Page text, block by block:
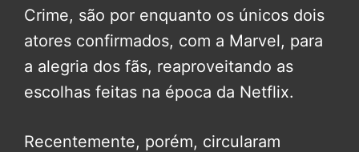
Crime, são por enquanto os únicos dois
atores confirmados, com a Marvel, para
a alegria dos fãs, reaproveitando as
escolhas feitas na época da Netflix.
Recentemente, porém, circularam